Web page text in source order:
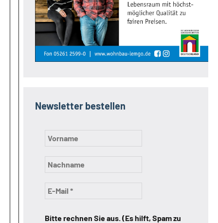
Newsletter bestellen
Bitte rechnen Sie aus. (Es hilft, Spam zu